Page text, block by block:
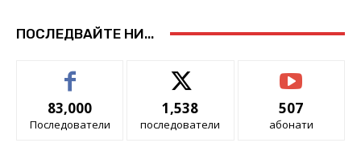
ПОСЛЕДВАЙТЕ НИ...
83,000
Последователи
1,538
последователи
507
абонати